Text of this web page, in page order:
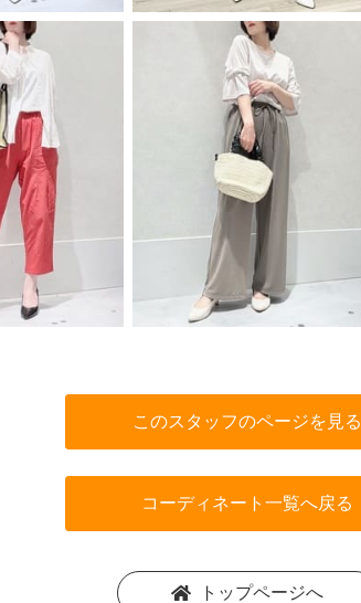
このスタッフのページを見る
コーディネート一覧へ戻る
トップページへ